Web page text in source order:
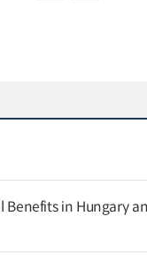
Benefits in Hungary